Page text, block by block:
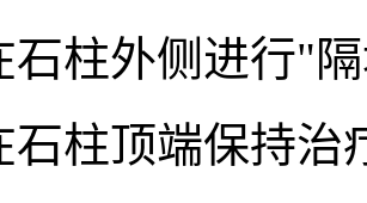
石柱外侧进行"
石柱顶端保持治